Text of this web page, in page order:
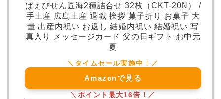
ぱえびせん匠海2種詰合せ 32枚（CKT-20N） /
手土産 広島土産 退職 挨拶 菓子折り お菓子 大
量 出産内祝い お返し 結婚内祝い 結婚祝い 写
真入り メッセージカード 父の日ギフト お中元
夏
Amazonで見る